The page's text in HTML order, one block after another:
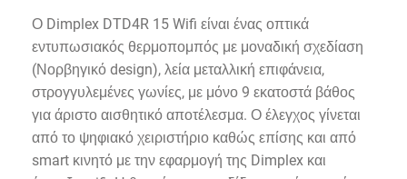
Ο Dimplex DTD4R 15 Wifi είναι ένας οπτικά
εντυπωσιακός θερμοπομπός με μοναδική σχεδίαση
(Νορβηγικό design), λεία μεταλλική επιφάνεια,
στρογγυλεμένες γωνίες, με μόνο 9 εκατοστά βάθος
για άριστο αισθητικό αποτέλεσμα. Ο έλεγχος γίνεται
από το ψηφιακό χειριστήριο καθώς επίσης και από
smart κινητό με την εφαρμογή της Dimplex και